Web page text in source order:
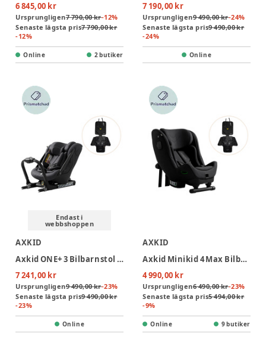
6 845,00 kr
Ursprungligen7 790,00 kr-12%
Senaste lägsta pris7 790,00 kr
-12%
Online 2 butiker
7 190,00 kr
Ursprungligen9 490,00 kr-24%
Senaste lägsta pris9 490,00 kr
-24%
Online
Endast i
webbshoppen
AXKID
Axkid ONE+ 3 Bilbarnstol inkl. Sparkskydd – Arctic Mist Grey
7 241,00 kr
Ursprungligen9 490,00 kr-23%
Senaste lägsta pris9 490,00 kr
-23%
Online
AXKID
Axkid Minikid 4 Max Bilbarnstol Inkl. Sparkskydd - Coastal Storm Black
4 990,00 kr
Ursprungligen6 490,00 kr-23%
Senaste lägsta pris5 494,00 kr
-9%
Online 9 butiker